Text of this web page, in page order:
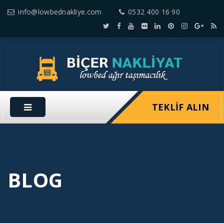
info@lowbednakliye.com 0532 400 16 90
TEKLIF ALIN
BLOG